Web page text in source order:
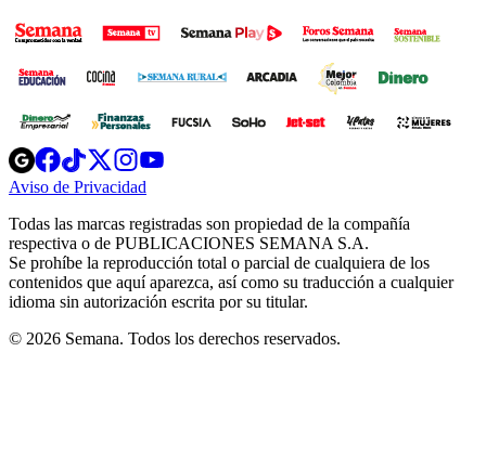
Opens
in
new
Opens
in
new
Opens
in
new
window
Opens
new
windowwindow
Aviso de Privacidad
new
window
Todas las marcas registradas son propiedad de la compañía
respectiva o de PUBLICACIONES SEMANA S.A.
Se prohíbe la reproducción total o parcial de cualquiera de los
contenidos que aquí aparezca, así como su traducción a cualquier
idioma sin autorización escrita por su titular.
© 2026 Semana. Todos los derechos reservados.